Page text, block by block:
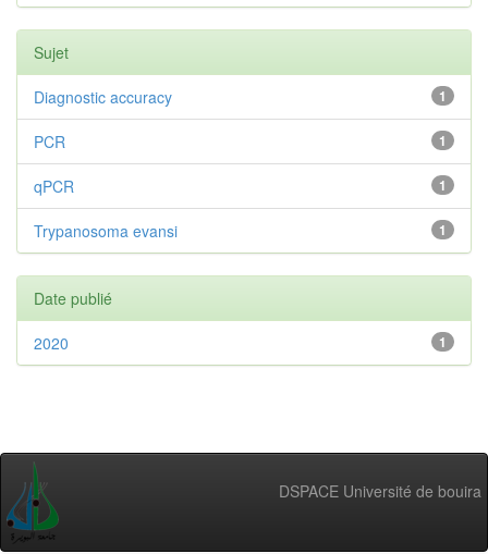
Sujet
1
Diagnostic accuracy
1
PCR
1
qPCR
1
Trypanosoma evansi
Date publié
1
2020
DSPACE Université de bouira